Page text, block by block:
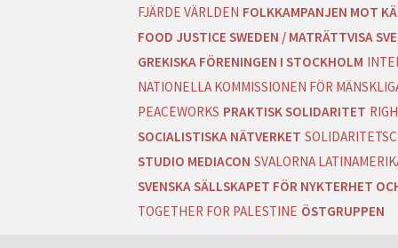
FJÄRDE VÄRLDEN FOLKKAMPANJEN MOT
FOOD JUSTICE SWEDEN / MATRÄTTVISA
GREKISKA FÖRENINGEN I STOCKHOLM
NATIONELLA KOMMISSIONEN FÖR
PEACEWORKS PRAKTISK SOLIDARITET
SOCIALISTISKA NÄTVERKET
STUDIO MEDIACON SVALORNA
SVENSKA SÄLLSKAPET FÖR NYKTERHET
TOGETHER FOR PALESTINE ÖSTGRUPPEN